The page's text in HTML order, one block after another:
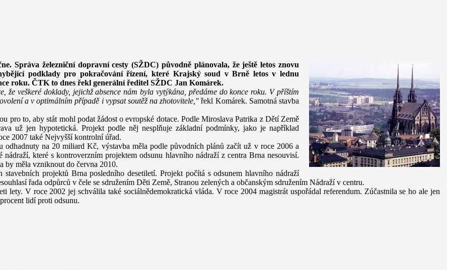
Správa železniční dopravní cesty (SŽDC) původně plánovala, že ještě letos znovu
podklady pro pokračování řízení, které Krajský soud v Brně letos v lednu
roku. ČTK to dnes řekl generální ředitel SŽDC Jan Komárek.
že veškeré doklady, jejichž absence nám byla vytýkána, předáme do konce roku. V příštím
a v optimálním případě i vypsat soutěž na zhotovitele,"řekl Komárek. Samotná stavba
to, aby stát mohl podat žádost o evropské dotace. Podle Miroslava Patrika z Dětí Země
už jen hypotetická. Projekt podle něj nesplňuje základní podmínky, jako je například
2007 také Nejvyšší kontrolní úřad.
na 20 miliard Kč, výstavba měla podle původních plánů začít už v roce 2006 a
které s kontroverzním projektem odsunu hlavního nádraží z centra Brna nesouvisí.
by měla vzniknout do června 2010.
projektů Brna posledního desetiletí. Projekt počítá s odsunem hlavního nádraží
řada odpůrců v čele se sdružením Děti Země, Stranou zelených a občanským sdružením Nádraží v centru.
V roce 2002 jej schválila také sociálnědemokratická vláda. V roce 2004 magistrát uspořádal referendum. Zúčastnila se ho ale jen
lidí proti odsunu.